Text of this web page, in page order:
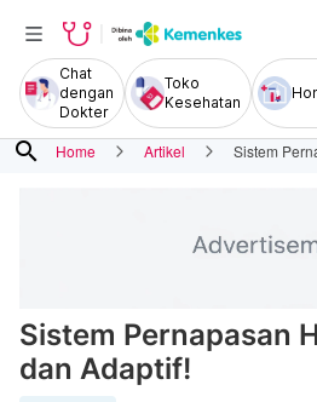
Chat
dengan
Dokter
Toko
Kesehatan
search Home Artikel Sistem
Sistem Pernapasan
dan Adaptif!